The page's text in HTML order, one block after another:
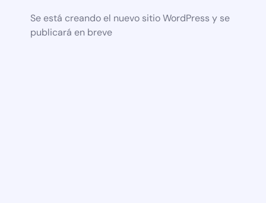
Se está creando el nuevo sitio WordPress y se
publicará en breve